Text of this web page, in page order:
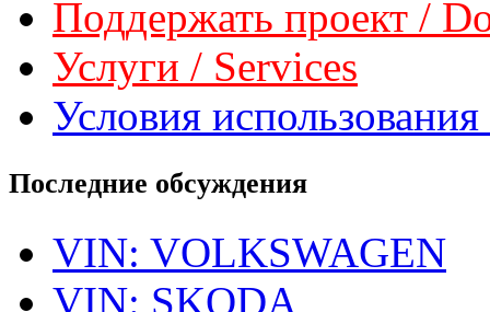
Поддержать проект /
Услуги / Services
Условия
Последние обсуждения
VIN: VOLKSWAGEN
VIN: SKODA